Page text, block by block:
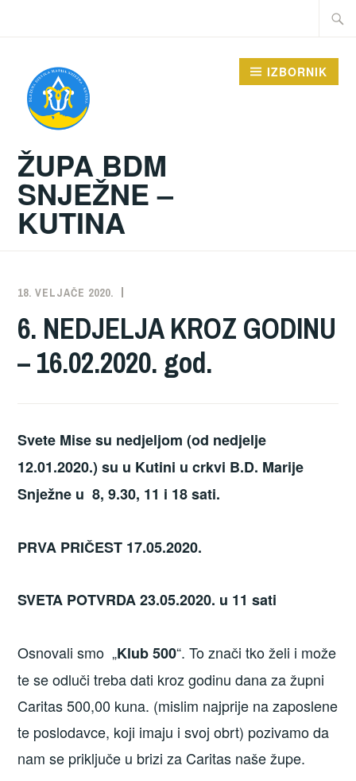
Traži:
ŽUPA BDM
SNJEŽNE –
KUTINA
IZBORNIK
18. VELJAČE 2020.
6. NEDJELJA KROZ GODINU
– 16.02.2020. god.
Svete Mise su nedjeljom (od nedjelje
12.01.2020.) su u Kutini u crkvi B.D. Marije
Snježne u 8, 9.30, 11 i 18 sati.
PRVA PRIČEST 17.05.2020.
SVETA POTVRDA 23.05.2020. u 11 sati
Osnovali smo „Klub 500“. To znači tko želi i može
te se odluči treba dati kroz godinu dana za župni
Caritas 500,00 kuna. (mislim najprije na zaposlene
te poslodavce, koji imaju i svoj obrt) pozivamo da
nam se priključe u brizi za Caritas naše župe.